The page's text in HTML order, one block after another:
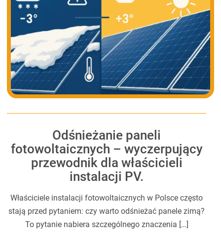
Odśnieżanie paneli
fotowoltaicznych – wyczerpujący
przewodnik dla właścicieli
instalacji PV.
Właściciele instalacji fotowoltaicznych w Polsce często
stają przed pytaniem: czy warto odśnieżać panele zimą?
To pytanie nabiera szczególnego znaczenia […]